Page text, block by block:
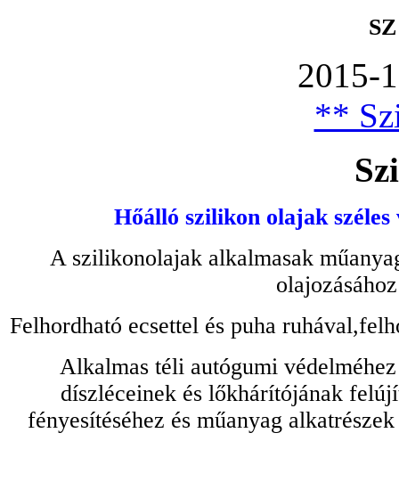
2015-
**
Hőálló szilikon olajak
A szilikonolajak alkalmasak
Felhordható ecsettel és puha
Alkalmas téli autógumi
díszléceinek és lőkhárítójának
fényesítéséhez és műanyag